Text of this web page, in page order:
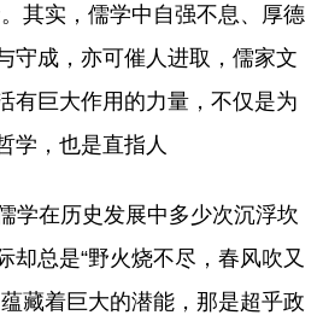
其实，儒学中自强不息、厚德
守成，亦可催人进取，儒家文
有巨大作用的力量，不仅是为
学，也是直指人
学在历史发展中多少次沉浮坎
却总是“野火烧不尽，春风吹又
藏着巨大的潜能，那是超乎政